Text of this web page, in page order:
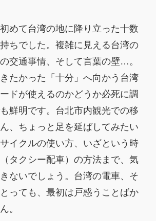
めて台湾の地に降り立った十数
ちでした。複雑に見える台湾の
交通事情、そして言葉の壁…。
たかった「十分」へ向かう台湾
ドが使えるのかどうか必死に調
鮮明です。台北市内観光での移
、ちょっと足を延ばしてみたい
イクルの使い方、いざという時
タクシー配車）の方法まで、気
ないでしょう。台湾の電車、そ
っても、最初は戸惑うことばか
。